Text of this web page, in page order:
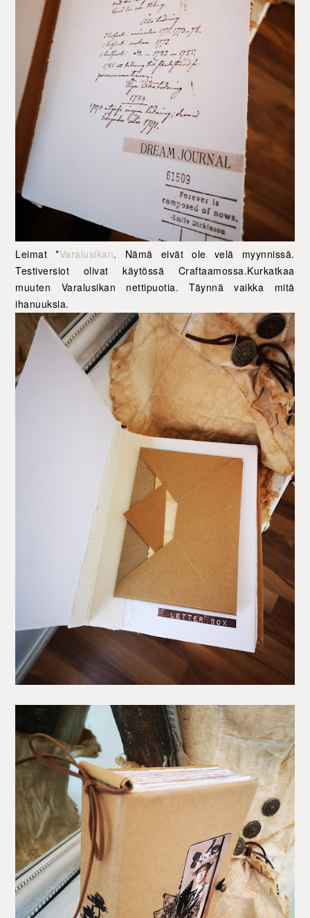
Leimat *Varalusikan. Nämä eivät ole velä myynnissä.
Testiversiot olivat käytössä Craftaamossa.Kurkatkaa
muuten Varalusikan nettipuotia. Täynnä vaikka mitä
ihanuuksia.